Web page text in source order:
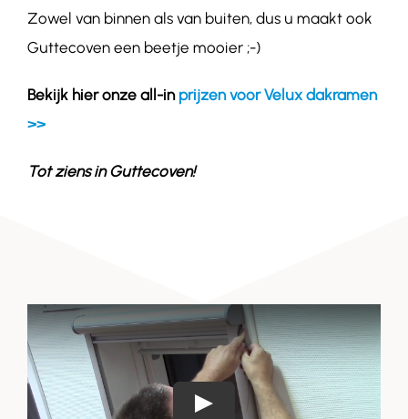
Zowel van binnen als van buiten, dus u maakt ook
Guttecoven een beetje mooier ;-)
Bekijk hier onze all-in prijzen voor Velux dakramen
>>
Tot ziens inGuttecoven!